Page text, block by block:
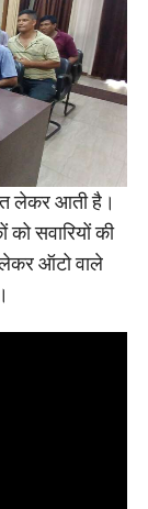
लेकर आती है।
सवारियों की
लेकर ऑटो वाले